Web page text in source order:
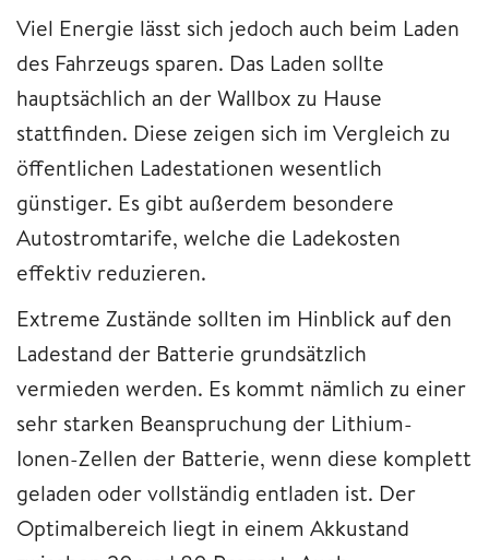
Viel Energie lässt sich jedoch auch beim Laden
des Fahrzeugs sparen. Das Laden sollte
hauptsächlich an der Wallbox zu Hause
stattfinden. Diese zeigen sich im Vergleich zu
öffentlichen Ladestationen wesentlich
günstiger. Es gibt außerdem besondere
Autostromtarife, welche die Ladekosten
effektiv reduzieren.
Extreme Zustände sollten im Hinblick auf den
Ladestand der Batterie grundsätzlich
vermieden werden. Es kommt nämlich zu einer
sehr starken Beanspruchung der Lithium-
Ionen-Zellen der Batterie, wenn diese komplett
geladen oder vollständig entladen ist. Der
Optimalbereich liegt in einem Akkustand